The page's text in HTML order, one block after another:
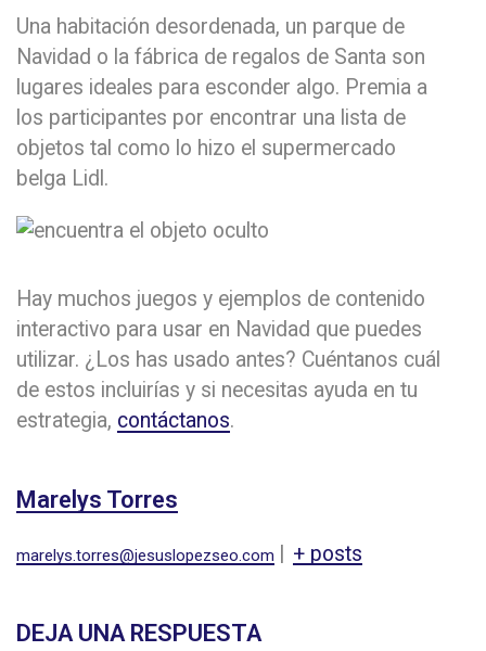
Una habitación desordenada, un parque de
Navidad o la fábrica de regalos de Santa son
lugares ideales para esconder algo. Premia a
los participantes por encontrar una lista de
objetos tal como lo hizo el supermercado
belga Lidl.
Hay muchos juegos y ejemplos de contenido
interactivo para usar en Navidad que puedes
utilizar. ¿Los has usado antes? Cuéntanos cuál
de estos incluirías y si necesitas ayuda en tu
estrategia, contáctanos.
Marelys Torres
marelys.torres@jesuslopezseo.com + posts
DEJA UNA RESPUESTA